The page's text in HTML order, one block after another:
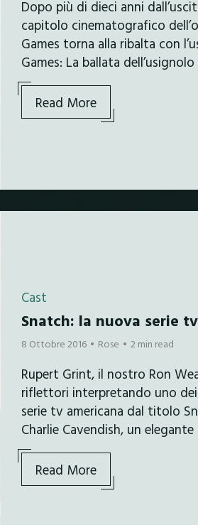
Dopo più di dieci anni
capitolo cinematografico
Games torna alla ribalta con
Games: La ballata
Read More
Cast
Snatch: la nuova serie
8 Ottobre 2016 Rose 2 min read
Rupert Grint, il nostro Ron
riflettori interpretando uno
serie tv americana dal titolo
Charlie Cavendish, un
Read More